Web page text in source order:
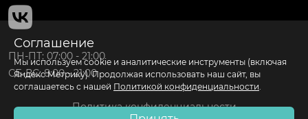
Соглашение
Мы используем cookie и аналитические инструменты (включая
Яндекс Метрику). Продолжая использовать наш сайт, вы
соглашаетесь с нашей Политикой конфиденциальности.
ПН-ПТ: 07:00 - 21:00
СБ-ВС: 8:00 - 21:00
Политика конфиденциальности